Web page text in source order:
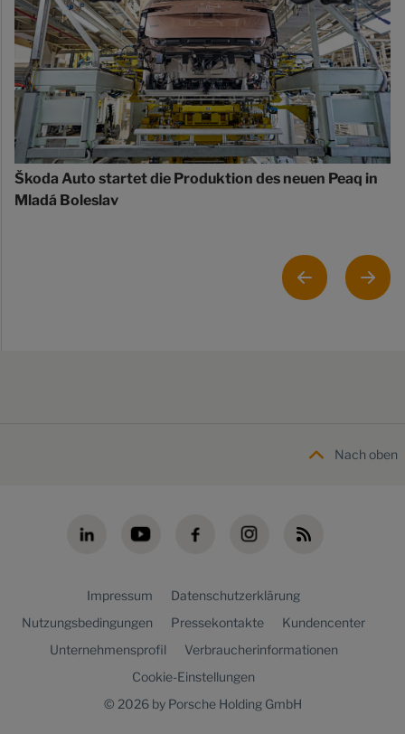
Škoda Auto startet die Produktion des neuen Peaq in
Mladá Boleslav
Nach oben
Impressum
Datenschutzerklärung
Nutzungsbedingungen
Pressekontakte
Kundencenter
Unternehmensprofil
Verbraucherinformationen
Cookie-Einstellungen
© 2026 by Porsche Holding GmbH